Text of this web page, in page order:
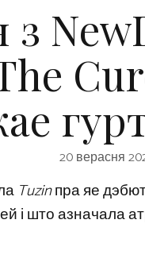
з
20 верасня
Tuzinпра яе
і што азначала